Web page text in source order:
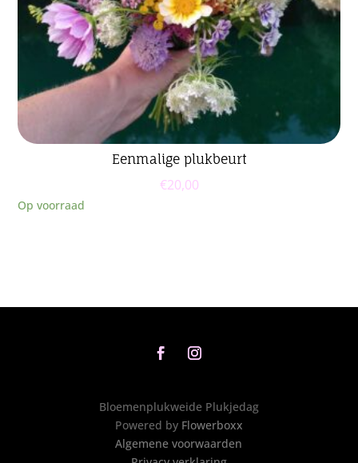
Eenmalige plukbeurt
€20,00
Op voorraad
Bloemenplukweide Plukjedag
Powered by Flowerboxx
Algemene voorwaarden